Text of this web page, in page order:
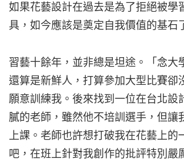
如果花藝設計在過去是為了拒絕被學
具，如今應該是奠定自我價值的基石
習藝十餘年，並非總是坦途。「念大
還算是新鮮人，打算參加大型比賽卻
願意訓練我。後來找到一位在台北設
膩的老師，雖然他不培訓選手，但讓
上課。老師也許想打破我在花藝上的
吧，在班上針對我創作的批評特別嚴